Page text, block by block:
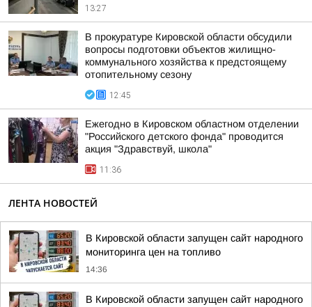
13:27
В прокуратуре Кировской области обсудили
вопросы подготовки объектов жилищно-
коммунального хозяйства к предстоящему
отопительному сезону
12:45
Ежегодно в Кировском областном отделении
"Российского детского фонда" проводится
акция "Здравствуй, школа"
11:36
ЛЕНТА НОВОСТЕЙ
В Кировской области запущен сайт народного
мониторинга цен на топливо
14:36
В Кировской области запущен сайт народного